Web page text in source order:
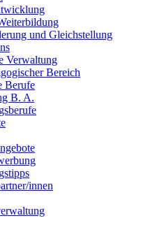
und Gleichstellung
Verwaltung
Bereich
Berufe
B. A.
innen